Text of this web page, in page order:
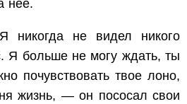
нее.
не видел никого
Я больше не могу ждать, ты
почувствовать твое лоно,
жизнь, — он пососал свои